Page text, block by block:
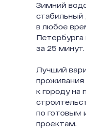
Зимний
стабильный
в любое
за 25 минут.
Лучший
к городу на
по готовым
проектам.